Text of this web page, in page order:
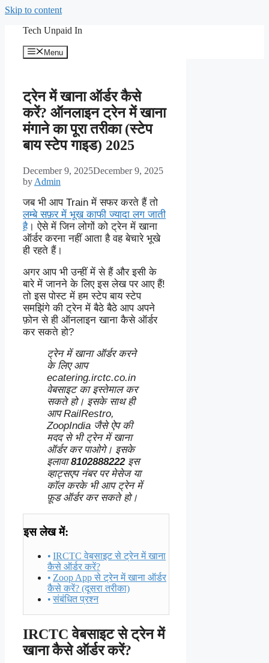
Skip to content
Tech Unpaid In
Menu
ट्रेन में खाना ऑर्डर कैसे
करें? ऑनलाइन ट्रेन में खाना
मंगाने का पूरा तरीका (स्टेप
बाय स्टेप गाइड) 2025
December 9, 2025December 9, 2025
by Admin
जब भी आप Train में सफर करते हैं तो
लम्बे सफ़र में भूख काफी ज्यादा लग जाती
है। ऐसे में जिन लोगों को ट्रेन में खाना
ऑर्डर करना नहीं आता है वह बेचारे भूखे
ही रहते हैं।
अगर आप भी उन्हीं में से हैं और इसी के
बारे में जानने के लिए इस लेख पर आए हैं!
तो इस पोस्ट में हम स्टेप बाय स्टेप
समझिंगे की ट्रेन में बैठे बैठे आप अपने
फ़ोन से ही ऑनलाइन खाना कैसे ऑर्डर
कर सकते हो?
ट्रेन में खाना ऑर्डर करने
के लिए आप
ecatering.irctc.co.in
वेबसाइट का इस्तेमाल कर
सकते हो। इसके साथ ही
आप RailRestro,
ZoopIndia जैसे ऐप की
मदद से भी ट्रेन में खाना
ऑर्डर कर पाओगे। इसके
इलावा8102888222 इस
व्हाट्सएप नंबर पर मेसेज या
कॉल करके भी आप ट्रेन में
फ़ूड ऑर्डर कर सकते हो।
इस लेख में:
IRCTC वेबसाइट से ट्रेन में खाना
कैसे ऑर्डर करें?
Zoop App से ट्रेन में खाना ऑर्डर
कैसे करें? (दूसरा तरीका)
संबंधित प्रश्न
IRCTC वेबसाइट से ट्रेन में
खाना कैसे ऑर्डर करें?